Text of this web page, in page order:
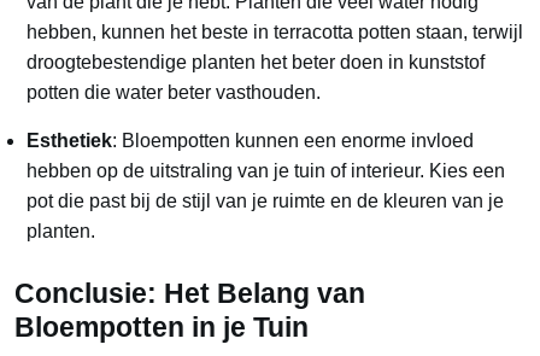
hebben, kunnen het beste in terracotta potten staan, terwijl
droogtebestendige planten het beter doen in kunststof
potten die water beter vasthouden.
Esthetiek: Bloempotten kunnen een enorme invloed
hebben op de uitstraling van je tuin of interieur. Kies een
pot die past bij de stijl van je ruimte en de kleuren van je
planten.
Conclusie: Het Belang van
Bloempotten in je Tuin